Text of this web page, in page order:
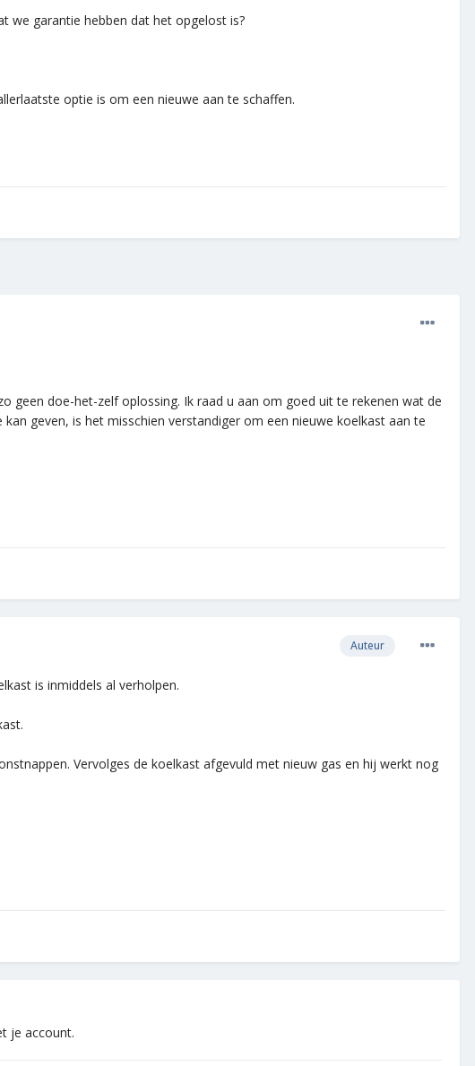
we garantie hebben dat het opgelost is?
optie is om een nieuwe aan te schaffen.
geen doe-het-zelf oplossing. Ik raad u aan om goed uit te rekenen wat de
geven, is het misschien verstandiger om een nieuwe koelkast aan te
Auteur
is inmiddels al verholpen.
Vervolges de koelkast afgevuld met nieuw gas en hij werkt nog
je account.